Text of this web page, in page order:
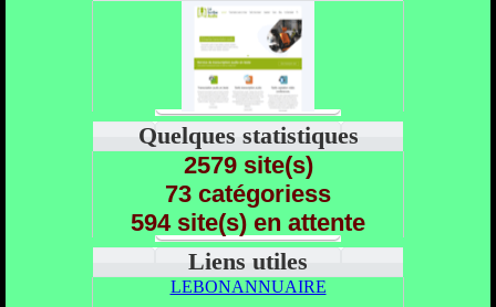
Quelques statistiques
2579 site(s)
73 catégoriess
594 site(s) en attente
Liens utiles
LEBONANNUAIRE